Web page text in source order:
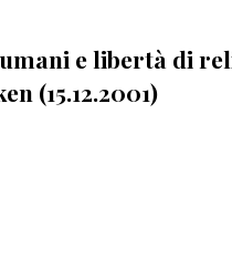
e libertà di
(15.12.2001)